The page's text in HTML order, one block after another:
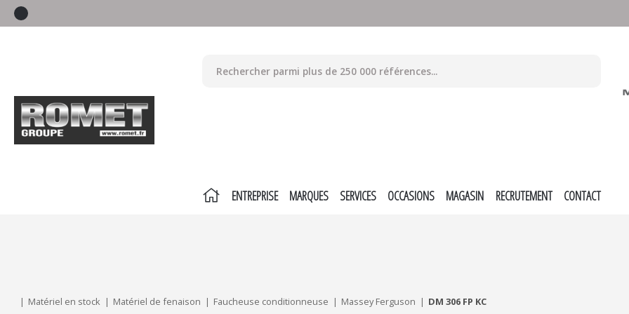
ENTREPRISE MARQUES SERVICES OCCASIONS MAGASIN RECRUTEMENT CONTACT
Matériel en stock Matériel de fenaison Faucheuse conditionneuse Massey Ferguson DM 306 FP KC